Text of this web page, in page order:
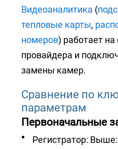
Видеоаналитика (
тепловые карты,
номеров) работает на
провайдера и
замены камер.
Сравнение по
параметрам
Первоначальные
Регистратор: Выше: нужно купить